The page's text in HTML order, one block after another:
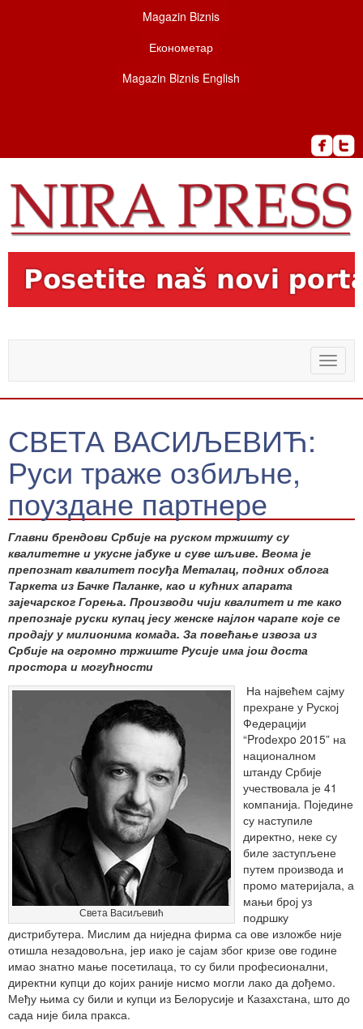
Magazin Biznis
Економетар
Magazin Biznis English
Toggle
СВЕТА ВАСИЉЕВИЋ:
Руси траже озбиљне,
поуздане партнере
Главни брендови Србије на руском тржишту су
квалитетне и укусне јабуке и суве шљиве. Веома је
препознат квалитет посуђа Металац, подних облога
Таркета из Бачке Паланке, као и кућних апарата
зајечарског Горења. Производи чији квалитет и те како
препознаје руски купац јесу женске најлон чарапе које се
продају у милионима комада. За повећање извоза из
Србије на огромно тржиште Русије има још доста
простора и могућности
Света Васиљевић
На највећем сајму
прехране у Руској
Федерацији
“Prodеxpo 2015” на
националном
штанду Србије
учествовала је 41
компанија. Поједине
су наступиле
директно, неке су
биле заступљене
путем производа и
промо материјала, а
мањи број уз
подршку
дистрибутера. Мислим да ниједна фирма са ове изложбе није
отишла незадовољна, јер иако је сајам због кризе ове године
имао знатно мање посетилаца, то су били професионални,
директни купци до којих раније нисмо могли лако да дођемо.
Међу њима су били и купци из Белорусије и Казахстана, што до
сада није била пракса.